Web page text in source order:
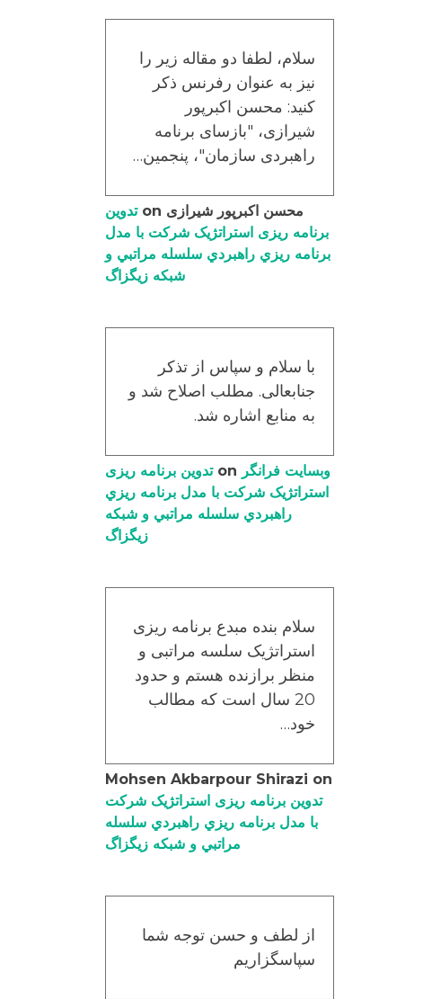
سلام، لطفا دو مقاله زیر را
نیز به عنوان رفرنس ذکر
کنید: محسن اکبرپور
شیرازی، "بازسای برنامه
راهبردی سازمان"، پنجمین…
محسن اکبرپور شیرازی
تدوین
برنامه ریزی استراتژیک شرکت با مدل
برنامه ریزي راهبردي سلسله مراتبي و
شبکه زیگزاگ
با سلام و سپاس از تذکر
جنابعالی. مطلب اصلاح شد و
به منابع اشاره شد.
وبسایت فرانگر
تدوین برنامه ریزی
استراتژیک شرکت با مدل برنامه ریزي
راهبردي سلسله مراتبي و شبکه
زیگزاگ
سلام بنده مبدع برنامه ریزی
استراتژیک سلسه مراتبی و
منظر برازنده هستم و حدود
20 سال است که مطالب
خود…
Mohsen Akbarpour Shirazi on
تدوین برنامه ریزی استراتژیک شرکت
با مدل برنامه ریزي راهبردي سلسله
مراتبي و شبکه زیگزاگ
از لطف و حسن توجه شما
سپاسگزاریم